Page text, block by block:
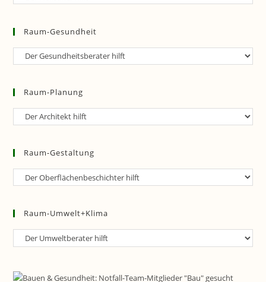
Raum-Gesundheit
Raum-
Raum-Planung
Raum-
Raum-Gestaltung
Raum-
Raum-Umwelt+Klima
Raum-